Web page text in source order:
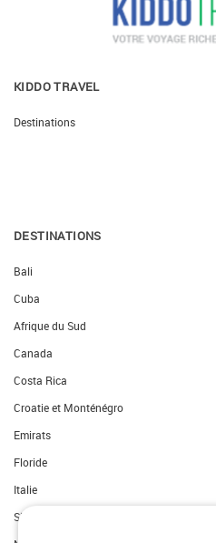
KIDDO TRAVEL
Destinations
DESTINATIONS
Bali
Cuba
Afrique du Sud
Canada
Costa Rica
Croatie et Monténégro
Emirats
Floride
Italie
Slovenie